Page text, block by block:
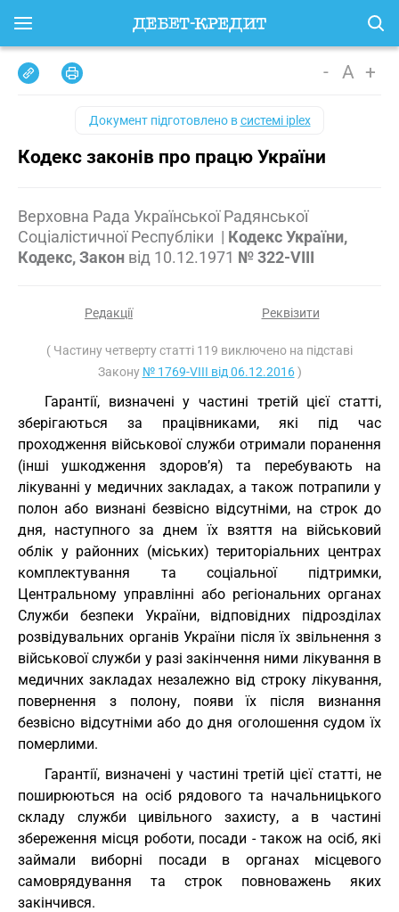
- A +
Документ підготовлено всистемі iplex
Кодекс законів про працю України
Верховна Рада Української Радянської
Соціалістичної Республіки | Кодекс України,
Кодекс, Закон від 10.12.1971 № 322-VIII
Редакції Реквізити
( Частину четверту статті 119 виключено на підставі
Закону № 1769-VIII від 06.12.2016)
Гарантії, визначені у частині третій цієї статті,
зберігаються за працівниками, які під час
проходження військової служби отримали поранення
(інші ушкодження здоров’я) та перебувають на
лікуванні у медичних закладах, а також потрапили у
полон або визнані безвісно відсутніми, на строк до
дня, наступного за днем їх взяття на військовий
облік у районних (міських) територіальних центрах
комплектування та соціальної підтримки,
Центральному управлінні або регіональних органах
Служби безпеки України, відповідних підрозділах
розвідувальних органів України після їх звільнення з
військової служби у разі закінчення ними лікування в
медичних закладах незалежно від строку лікування,
повернення з полону, появи їх після визнання
безвісно відсутніми або до дня оголошення судом їх
померлими.
Гарантії, визначені у частині третій цієї статті, не
поширюються на осіб рядового та начальницького
складу служби цивільного захисту, а в частині
збереження місця роботи, посади - також на осіб, які
займали виборні посади в органах місцевого
самоврядування та строк повноважень яких
закінчився.